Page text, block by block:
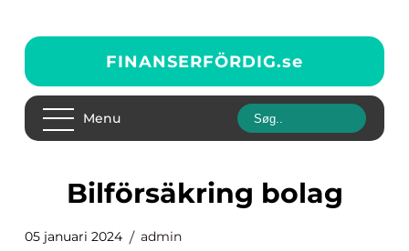
FINANSERFÖRDIG.se
Menu
bilförsäkring bolag
05 januari 2024 admin